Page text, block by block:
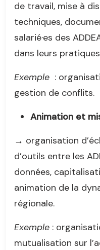
de travail, mise à
techniques,
salarié·es des
dans leurs
Exemple :
gestion de conflits.
Animation et
→ organisation
d’outils entre les
données,
animation de la
régionale.
Exemple :
mutualisation sur